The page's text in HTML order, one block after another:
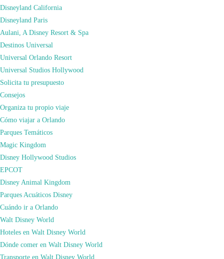
Disneyland California
Disneyland Paris
Aulani, A Disney Resort & Spa
Destinos Universal
Universal Orlando Resort
Universal Studios Hollywood
Solicita tu presupuesto
Consejos
Organiza tu propio viaje
Cómo viajar a Orlando
Parques Temáticos
Magic Kingdom
Disney Hollywood Studios
EPCOT
Disney Animal Kingdom
Parques Acuáticos Disney
Cuándo ir a Orlando
Walt Disney World
Hoteles en Walt Disney World
Dónde comer en Walt Disney World
Transporte en Walt Disney World
A lo largo de este post os pongo los dos vídeos de nuestra visita a este parque.
Se trata de dos vídeos que grabé en un solo día y que, para que no fuesen muy
largos los dividí. Eso sí, salí de Disneyland todavía más convencido de que la
visión del propio Walt Disney era insuperable para la época que le tocó vivir, y
pensando que gracias a él hoy en día, somos un poco más felices.